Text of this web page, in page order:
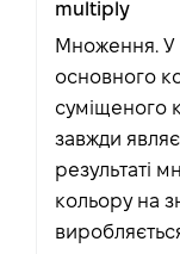
multiply
Множення. У
основного
суміщеного
завжди
результаті
кольору на